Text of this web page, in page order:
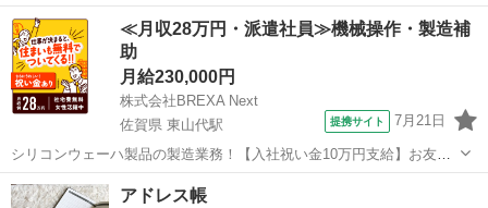
上下」 ・…
大阪 堺市 鳳駅 キッズ用品 パトカー
≪月収28万円・派遣社員≫機械操作・製造補
助
月給230,000円
株式会社BREXA Next
佐賀県 東山代駅
提携サイト 7月21日
シリコンウェーハ製品の製造業務！【入社祝い金10万円支給】お友達
やカップルとの応募OK◎年間休日129日＆休出なしでプライベート充
実♪業務はクリーンルームで快適作業◎自社正社員登用制度あり★1食
佐賀 伊万里市 東山代駅
アドレス帳